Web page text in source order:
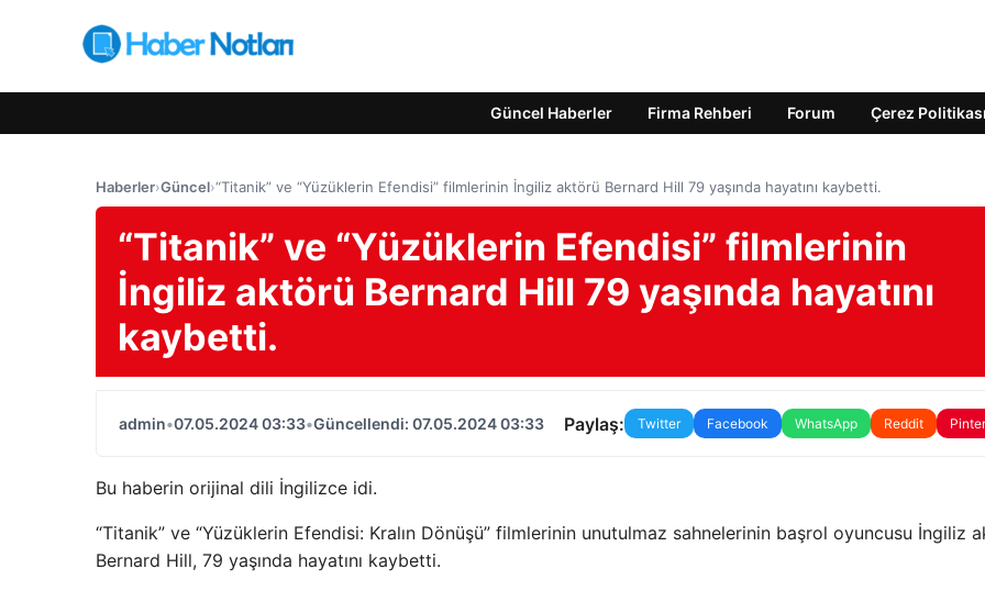
Güncel Haberler Firma Rehberi Forum Çerez Politikası
Haberler›Güncel›“Titanik” ve “Yüzüklerin Efendisi” filmlerinin İngiliz aktörü Bernard Hill 79 yaşında hayatını kaybetti.
“Titanik” ve “Yüzüklerin Efendisi” filmlerinin
İngiliz aktörü Bernard Hill 79 yaşında hayatını
kaybetti.
admin•07.05.2024 03:33•Güncellendi: 07.05.2024 03:33 Paylaş: Twitter Facebook WhatsApp Reddit
Bu haberin orijinal dili İngilizce idi.
“Titanik” ve “Yüzüklerin Efendisi: Kralın Dönüşü” filmlerinin unutulmaz sahnelerinin başrol oyuncusu İngiliz
Bernard Hill, 79 yaşında hayatını kaybetti.